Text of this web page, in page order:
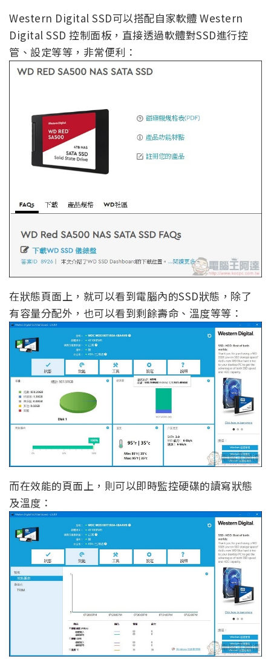
Western Digital SSD可以搭配自家軟體 Western
Digital SSD 控制面板， 直接透過軟體對SSD進行控
管、設定等等，非常便利：
在狀態頁面上，就可以看到電腦內的SSD狀態，除了
有容量分配外，也可以看到剩餘壽命、溫度等等：
而在效能的頁面上，則可以即時監控硬碟的讀寫狀態
及溫度：